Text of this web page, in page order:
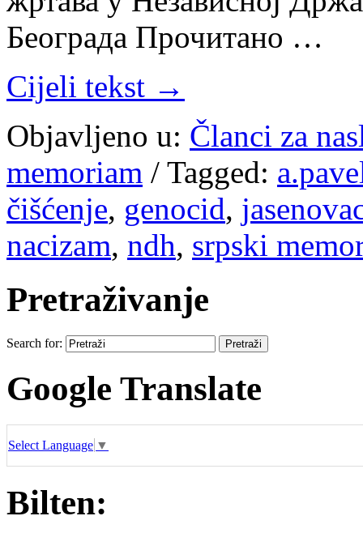
Београда Прочитано …
Cijeli tekst →
Objavljeno u: Članci za
memoriam / Tagged:
čišćenje, genocid,
nacizam, ndh, srpski
Pretraživanje
Search for:
Google Translate
Select Language ▼
Bilten: